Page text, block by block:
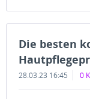
Die besten
28.03.23 16:45 0